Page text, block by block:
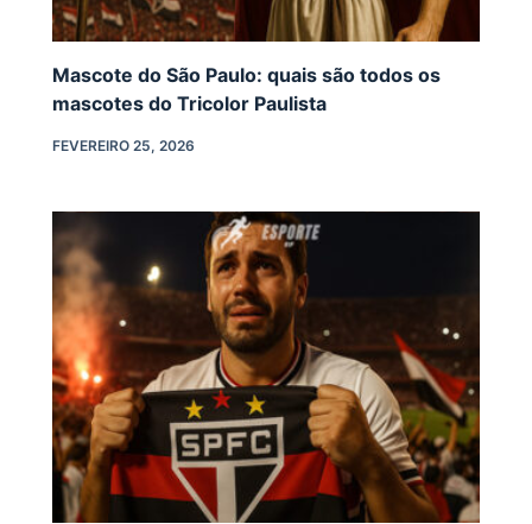
Mascote do São Paulo: quais são todos os
mascotes do Tricolor Paulista
FEVEREIRO 25, 2026